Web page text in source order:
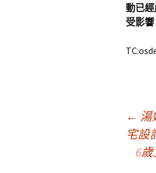
動已
受影響
← 湯
宅設
6